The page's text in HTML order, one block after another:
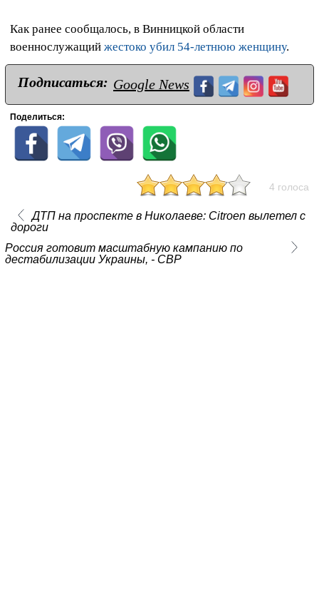
Как ранее сообщалось, в Винницкой области
военнослужащий жестоко убил 54-летнюю женщину.
Подписаться: Google News
Поделиться:
4 голоса
ДТП на проспекте в Николаеве: Citroen вылетел с
дороги
Россия готовит масштабную кампанию по
дестабилизации Украины, - СВР